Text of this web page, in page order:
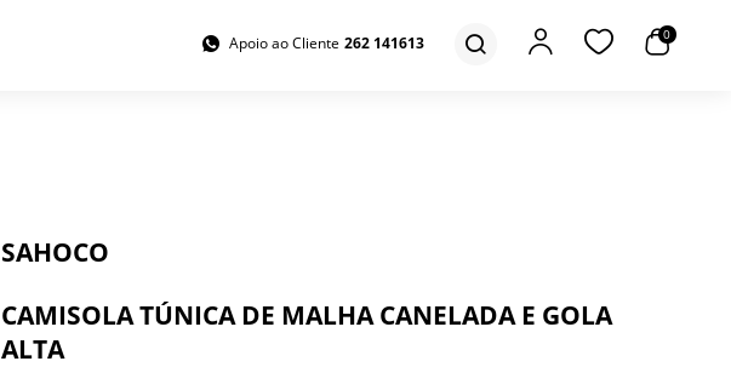
Apoio ao Cliente 262 141613 0
SAHOCO
CAMISOLA TÚNICA DE MALHA CANELADA E GOLA
ALTA